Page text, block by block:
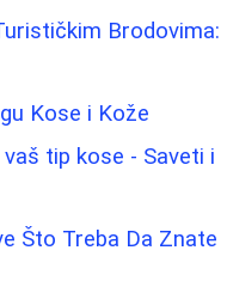
Brodovima:
Kose i Kože
tip kose - Saveti i
Što Treba Da Znate